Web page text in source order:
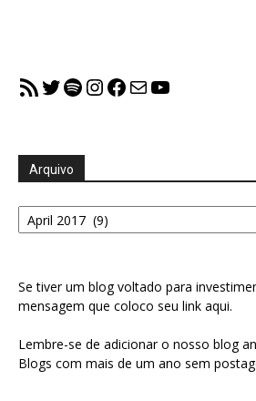
RSS FeedTwitter
Spotify
Instagram
Facebook
MailYouTube
Arquivo
Arquivo
Se tiver um blog voltado para
mensagem que coloco seu link aqui.
Lembre-se de adicionar o nosso blog
Blogs com mais de um ano sem